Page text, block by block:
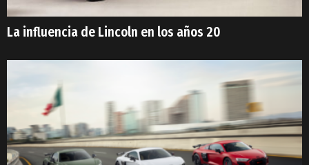
La influencia de Lincoln en los años 20